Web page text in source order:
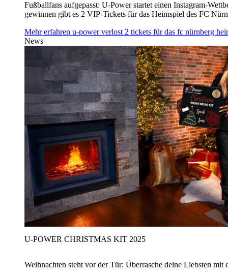
Fußballfans aufgepasst: U‑Power startet einen Instagram-
gewinnen gibt es 2 VIP-Tickets für das Heimspiel des FC
Mehr erfahren u‑power verlost 2 tickets für das fc nürnberg
News
U‑POWER CHRISTMAS KIT 2025
Weihnachten steht vor der Tür: Überrasche deine Liebsten